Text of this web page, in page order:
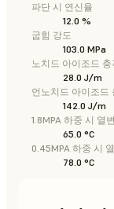
파단 시 연신율
12.0 %
굽힘 강도
103.0 MPa
노치드 아이조드 충
28.0 J/m
언노치드 아이조드
142.0 J/m
1.8MPA 하중 시 열
65.0 °C
0.45MPA 하중 시
78.0 °C